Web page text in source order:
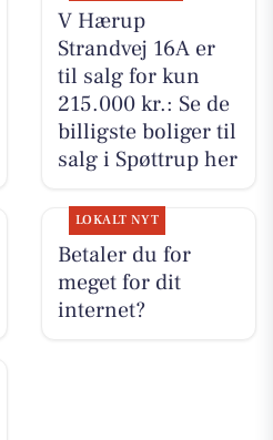
V Hærup
Strandvej 16A er
til salg for kun
215.000 kr.: Se de
billigste boliger til
salg i Spøttrup her
LOKALT NYT
Betaler du for
meget for dit
internet?